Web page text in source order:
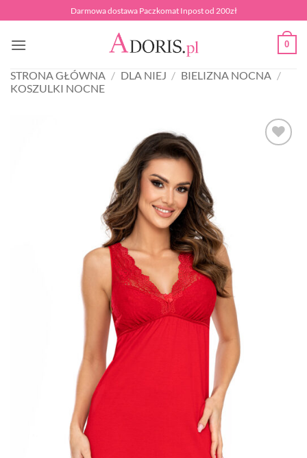
do
zawartości
Darmowa dostawa Paczkomat Inpost od 200zł
0
STRONA GŁÓWNA / DLA NIEJ / BIELIZNA NOCNA /
KOSZULKI NOCNE